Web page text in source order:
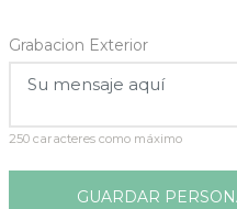
Grabacion Exterior
250 caracteres como máximo
GUARDAR